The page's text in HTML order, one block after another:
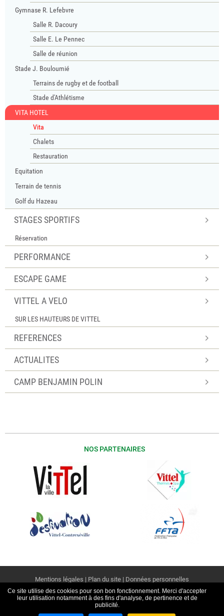
Gymnase R. Lefebvre
Salle R. Dacoury
Salle E. Le Pennec
Salle de réunion
Stade J. Bouloumié
Terrains de rugby et de football
Stade d'Athlétisme
VITA HOTEL
Vita
Chalets
Restauration
Equitation
Terrain de tennis
Golf du Hazeau
STAGES SPORTIFS
Réservation
PERFORMANCE
ESCAPE GAME
VITTEL A VELO
SUR LES HAUTEURS DE VITTEL
REFERENCES
ACTUALITES
CAMP BENJAMIN POLIN
NOS PARTENAIRES
Mentions légales | Plan du site | Données personnelles
Réalisé parNEFTIS- Powered by Flexit
Ce site utilise des cookies pour son bon fonctionnement. Merci d'accepter
leur utilisation notamment à des fins d'analyse, de pertinence et de
publicité.